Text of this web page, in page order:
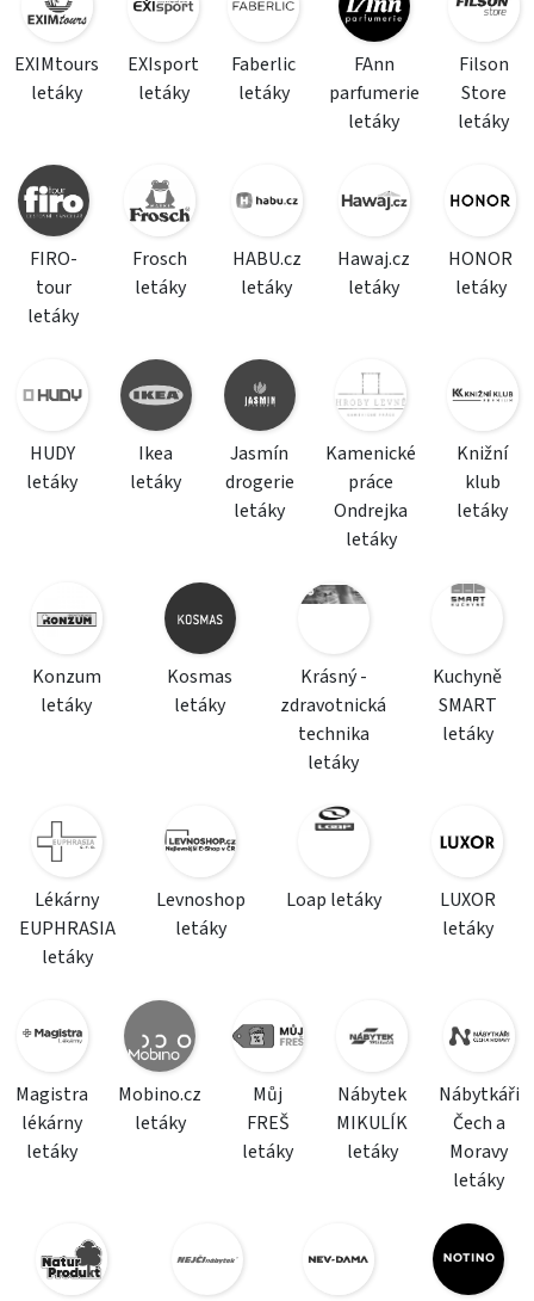
EXIMtours
letáky
EXIsport
letáky
Faberlic
letáky
FAnn
parfumerie
letáky
Filson
Store
letáky
FIRO-
tour
letáky
Frosch
letáky
HABU.cz
letáky
Hawaj.cz
letáky
HONOR
letáky
HUDY
letáky
Ikea
letáky
Jasmín
drogerie
letáky
Kamenické
práce
Ondrejka
letáky
Knižní
klub
letáky
Konzum
letáky
Kosmas
letáky
Krásný -
zdravotnická
technika
letáky
Kuchyně
SMART
letáky
Lékárny
EUPHRASIA
letáky
Levnoshop
letáky
Loap letáky
LUXOR
letáky
Magistra
lékárny
letáky
Mobino.cz
letáky
Můj
FREŠ
letáky
Nábytek
MIKULÍK
letáky
Nábytkáři
Čech a
Moravy
letáky